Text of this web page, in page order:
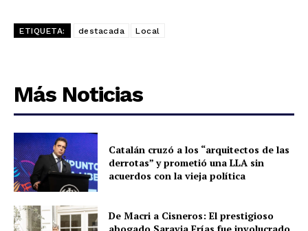
ETIQUETA: destacada Local
Más Noticias
Catalán cruzó a los “arquitectos de las
derrotas” y prometió una LLA sin
acuerdos con la vieja política
De Macri a Cisneros: El prestigioso
abogado Saravia Frías fue involucrado